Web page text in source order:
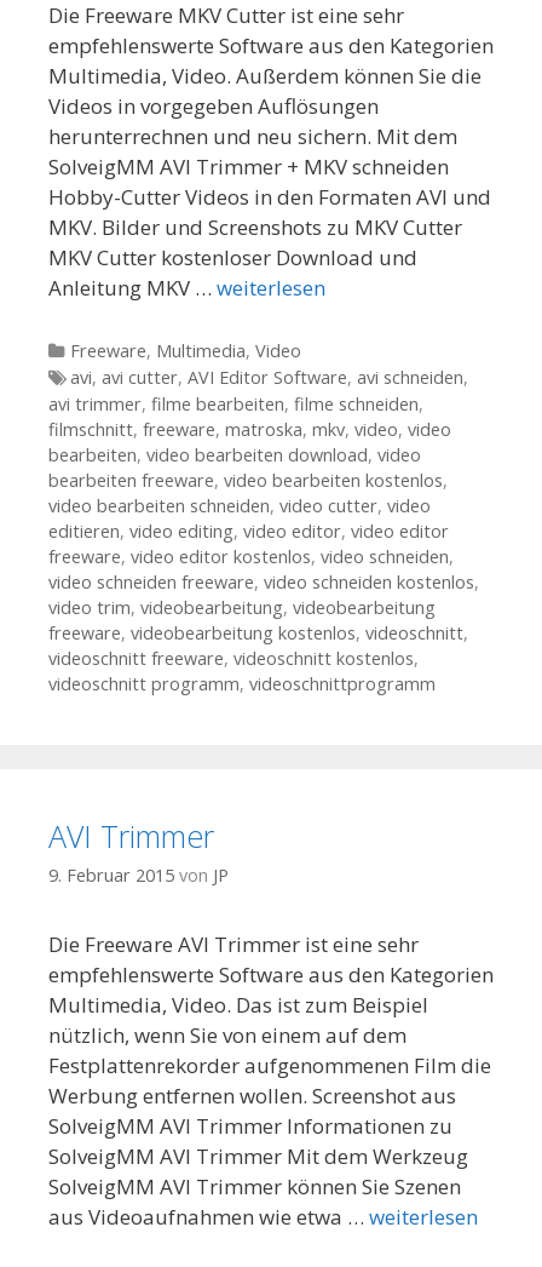
Die Freeware MKV Cutter ist eine sehr
empfehlenswerte Software aus den Kategorien
Multimedia, Video. Außerdem können Sie die
Videos in vorgegeben Auflösungen
herunterrechnen und neu sichern. Mit dem
SolveigMM AVI Trimmer + MKV schneiden
Hobby-Cutter Videos in den Formaten AVI und
MKV. Bilder und Screenshots zu MKV Cutter
MKV Cutter kostenloser Download und
Anleitung MKV … weiterlesen
Kategorien
Freeware, Multimedia, Video
Tags
avi, avi cutter, AVI Editor Software, avi schneiden,
avi trimmer, filme bearbeiten, filme schneiden,
filmschnitt, freeware, matroska, mkv, video, video
bearbeiten, video bearbeiten download, video
bearbeiten freeware, video bearbeiten kostenlos,
video bearbeiten schneiden, video cutter, video
editieren, video editing, video editor, video editor
freeware, video editor kostenlos, video schneiden,
video schneiden freeware, video schneiden kostenlos,
video trim, videobearbeitung, videobearbeitung
freeware, videobearbeitung kostenlos, videoschnitt,
videoschnitt freeware, videoschnitt kostenlos,
videoschnitt programm, videoschnittprogramm
AVI Trimmer
9. Februar 2015 von JP
Die Freeware AVI Trimmer ist eine sehr
empfehlenswerte Software aus den Kategorien
Multimedia, Video. Das ist zum Beispiel
nützlich, wenn Sie von einem auf dem
Festplattenrekorder aufgenommenen Film die
Werbung entfernen wollen. Screenshot aus
SolveigMM AVI Trimmer Informationen zu
SolveigMM AVI Trimmer Mit dem Werkzeug
SolveigMM AVI Trimmer können Sie Szenen
aus Videoaufnahmen wie etwa … weiterlesen